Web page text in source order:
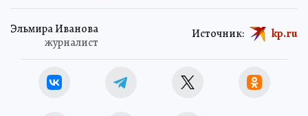
Эльмира Иванова
журналист
Источник: kp.ru